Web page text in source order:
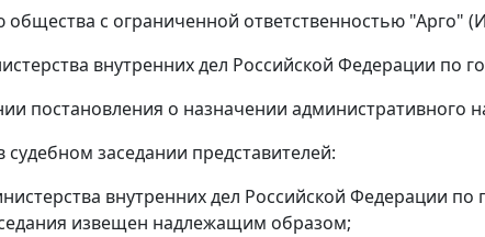
общества с ограниченной ответственностью "Арго"
внутренних дел Российской Федерации по
постановления о назначении административного
судебном заседании представителей:
внутренних дел Российской Федерации по
извещен надлежащим образом;